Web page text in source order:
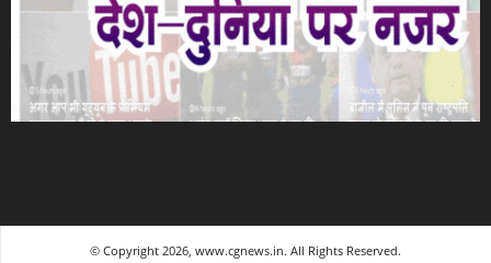
© Copyright 2026, www.cgnews.in. All Rights Reserved.